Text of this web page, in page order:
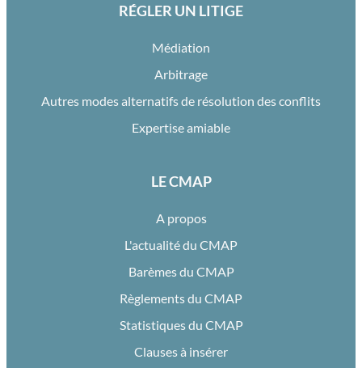
RÉGLER UN LITIGE
Médiation
Arbitrage
Autres modes alternatifs de résolution des conflits
Expertise amiable
LE CMAP
A propos
L'actualité du CMAP
Barèmes du CMAP
Règlements du CMAP
Statistiques du CMAP
Clauses à insérer